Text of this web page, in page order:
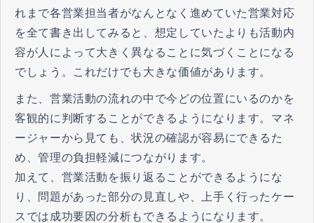
れまで各営業担当者がなんとなく進めていた営業対応
を全て書き出してみると、想定していたよりも活動内
容が人によって大きく異なることに気づくことになる
でしょう。これだけでも大きな価値があります。
また、営業活動の流れの中で今どの位置にいるのかを
客観的に判断することができるようになります。マネ
ージャーから見ても、状況の確認が容易にできるた
め、管理の負担軽減につながります。
加えて、営業活動を振り返ることができるようにな
り、問題があった部分の見直しや、上手く行ったケー
スでは成功要因の分析もできるようになります。